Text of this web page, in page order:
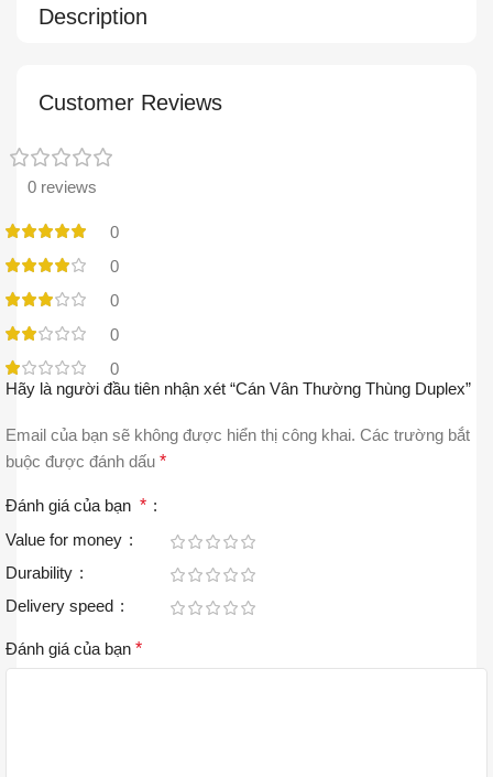
Description
Customer Reviews
0 reviews
0
0
0
0
0
Hãy là người đầu tiên nhận xét “Cán Vân Thường Thùng Duplex”
Email của bạn sẽ không được hiển thị công khai. Các trường bắt
buộc được đánh dấu *
Đánh giá của bạn *
Value for money
Durability
Delivery speed
Đánh giá của bạn *